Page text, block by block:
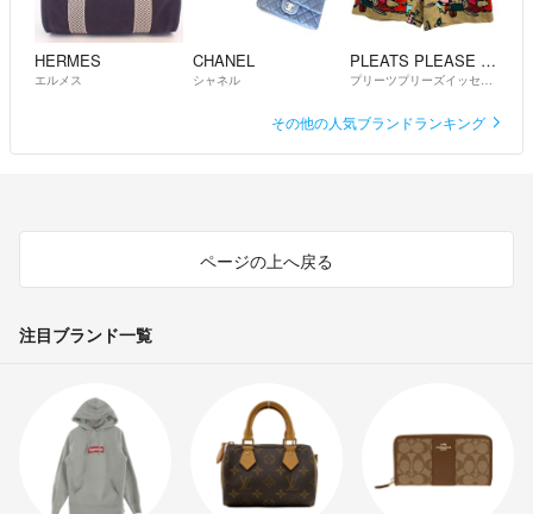
HERMES
エルメス
CHANEL
シャネル
PLEATS PLEASE ISSEY MIYAKE
その他の人気ブランドランキング
ページの上へ戻る
注目ブランド一覧